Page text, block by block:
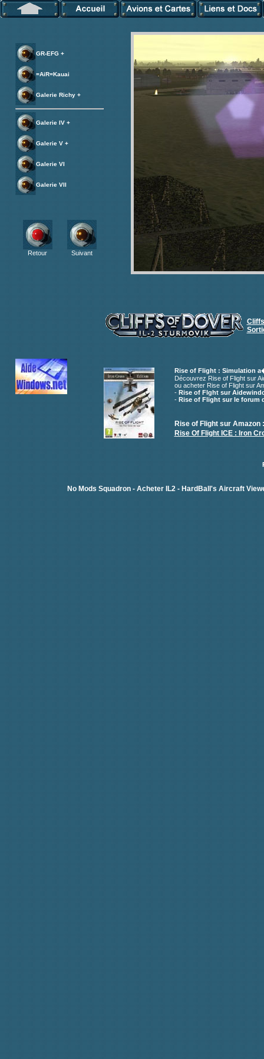
GR-EFG +
=AiR=Kauai
Galerie Richy +
Galerie IV +
Galerie V +
Galerie VI
Galerie VII
Retour Suivant
Rise of Flight : Simulation
Découvrez Rise of Flight sur
ou acheter Rise of Flight sur
- Rise of Flght sur
- Rise of Flight sur le forum
Rise of Flight sur
Rise Of Flight ICE : Iron
No Mods Squadron - Acheter IL2 - HardBall's Aircraft